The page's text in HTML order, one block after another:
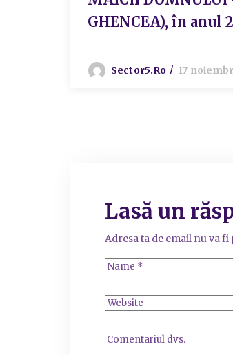
GHENCEA), în anul
Sector5.ro 17
Lasă un
Adresa ta de email nu va fi